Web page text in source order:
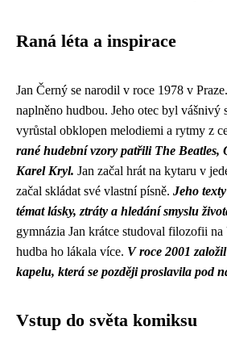
Raná léta a inspirace
Jan Černý se narodil v roce 1978 v
naplněno hudbou. Jeho otec byl vášnivý
vyrůstal obklopen melodiemi a rytmy z
rané hudební vzory patřili The Beatles,
Karel Kryl. Jan začal hrát na kytaru v
začal skládat své vlastní písně. Jeho
témat lásky, ztráty a hledání smyslu
gymnázia Jan krátce studoval filozofii
hudba ho lákala více. V roce 2001
kapelu, která se později proslavila pod
Vstup do světa komiksu